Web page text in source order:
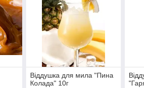
Віддушка для мила "Пина
Колада" 10г